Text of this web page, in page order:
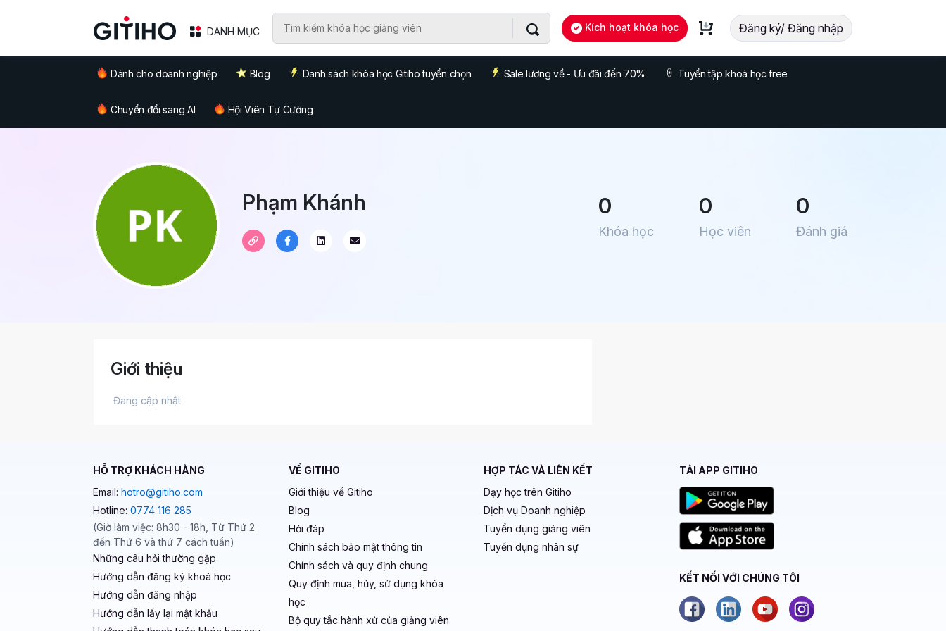
DANH MỤC Kích hoạt khóa học Đăng ký/ Đăng nhập
Dành cho doanh nghiệp Blog Danh sách khóa học Gitiho tuyển chọn Sale lương về - Ưu đãi đến 70% Tuyển tập khoá học free
Chuyển đổi sang AI Hội Viên Tự Cường
Phạm Khánh 0
Khóa học
0
Học viên
0
Đánh giá
Giới thiệu
Đang cập nhật
HỖ TRỢ KHÁCH HÀNG
Email: hotro@gitiho.com
Hotline: 0774 116 285
(Giờ làm việc: 8h30 - 18h, Từ Thứ 2
đến Thứ 6 và thứ 7 cách tuần)
Những câu hỏi thường gặp
Hướng dẫn đăng ký khoá học
Hướng dẫn đăng nhập
Hướng dẫn lấy lại mật khẩu
VỀ GITIHO
Giới thiệu về Gitiho
Blog
Hỏi đáp
Chính sách bảo mật thông tin
Chính sách và quy định chung
Quy định mua, hủy, sử dụng khóa
học
Bộ quy tắc hành xử của giảng viên
HỢP TÁC VÀ LIÊN KẾT
Dạy học trên Gitiho
Dịch vụ Doanh nghiệp
Tuyển dụng giảng viên
Tuyển dụng nhân sự
TẢI APP GITIHO
KẾT NỐI VỚI CHÚNG TÔI